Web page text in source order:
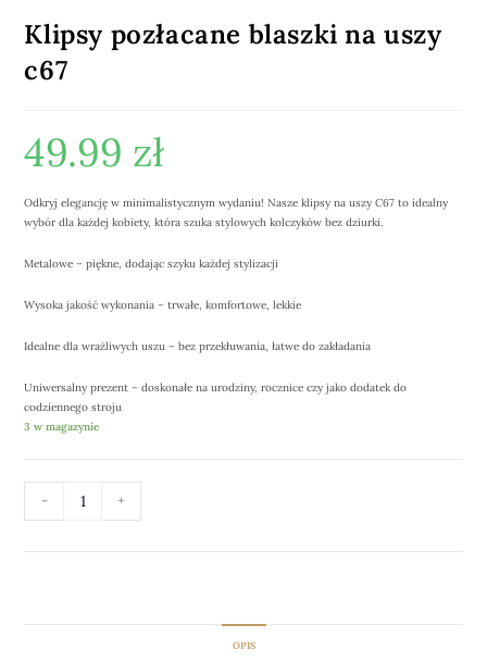
Klipsy pozłacane blaszki na uszy
c67
49.99 zł
Odkryj elegancję w minimalistycznym wydaniu! Nasze klipsy na uszy C67 to idealny
wybór dla każdej kobiety, która szuka stylowych kolczyków bez dziurki.
Metalowe – piękne, dodając szyku każdej stylizacji
Wysoka jakość wykonania – trwałe, komfortowe, lekkie
Idealne dla wrażliwych uszu – bez przekłuwania, łatwe do zakładania
Uniwersalny prezent – doskonałe na urodziny, rocznice czy jako dodatek do
codziennego stroju
3 w magazynie
- +
OPIS